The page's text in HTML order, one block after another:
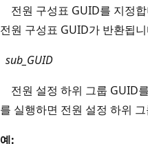
전원 구성표 GUID를 지정
전원 구성표 GUID가 반환됩
sub_GUID
전원 설정 하위 그룹 GUID
를 실행하면 전원 설정 하위
예: